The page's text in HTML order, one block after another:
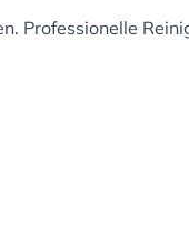
Professionelle